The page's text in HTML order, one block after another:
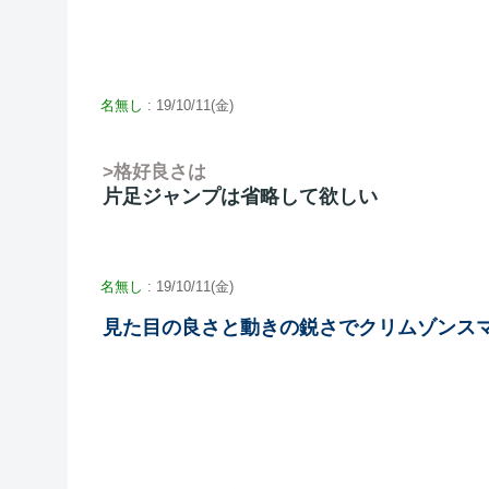
名無し : 19/10/11(金)
>格好良さは
片足ジャンプは省略して欲しい
名無し : 19/10/11(金)
見た目の良さと動きの鋭さでクリムゾンス